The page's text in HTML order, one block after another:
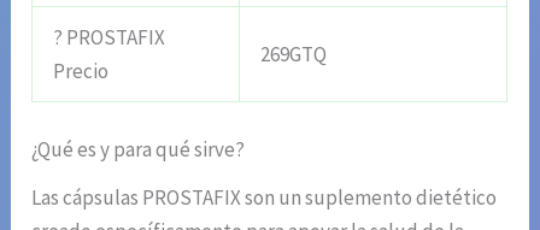
? PROSTAFIX
Precio
269GTQ
¿Qué es y para qué sirve?
Las cápsulas PROSTAFIX son un suplemento dietético